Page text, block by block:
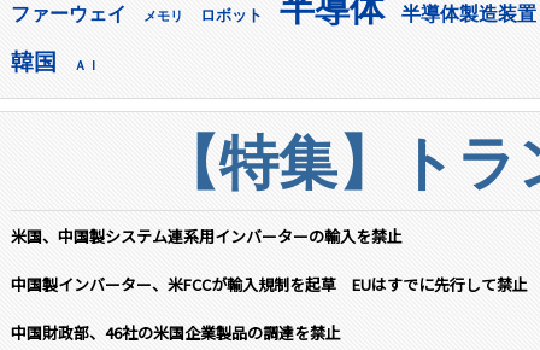
ファーウェイ メモリ ロボット 半導体 半導体製造装置
韓国 ＡＩ
【特集】ト
米国、中国製システム連系用インバーターの輸入を禁止
中国製インバーター、米FCCが輸入規制を起草 EUはすでに先行して禁止
中国財政部、46社の米国企業製品の調達を禁止